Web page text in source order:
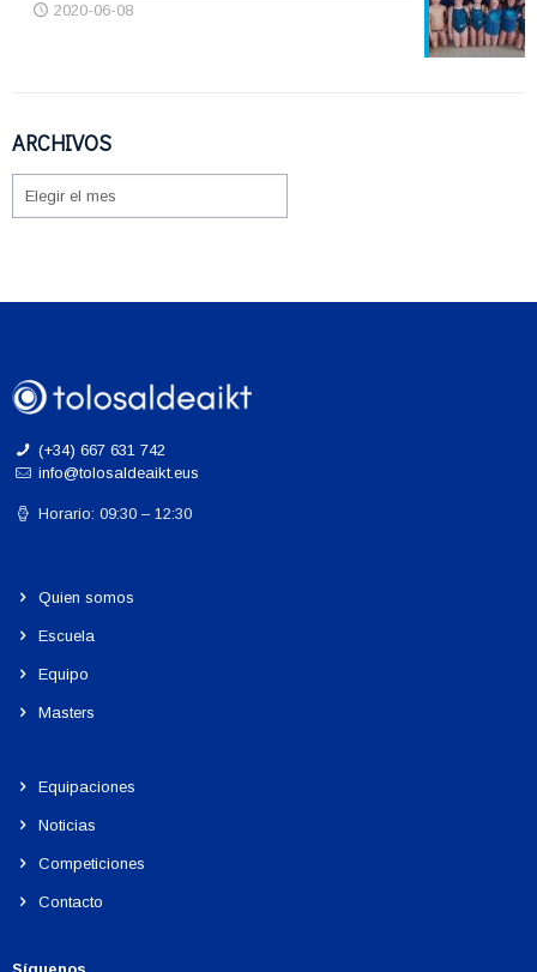
2020-06-08
ARCHIVOS
(+34) 667 631 742
info@tolosaldeaikt.eus
Horario: 09:30 – 12:30
Quien somos
Escuela
Equipo
Masters
Equipaciones
Noticias
Competiciones
Contacto